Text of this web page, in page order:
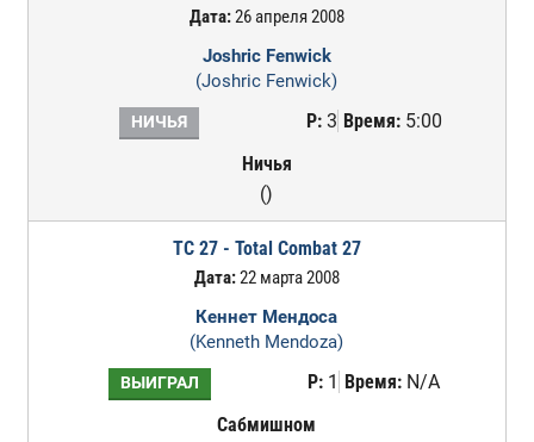
Дата:26 апреля 2008
Joshric Fenwick
(Joshric Fenwick)
НИЧЬЯ Р:3 Время:5:00
Ничья
()
TC 27 - Total Combat 27
Дата:22 марта 2008
Кеннет Мендоса
(Kenneth Mendoza)
ВЫИГРАЛ Р: 1 Время: N/A
Сабмишном